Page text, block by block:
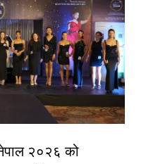
नेपाल २०२६ को